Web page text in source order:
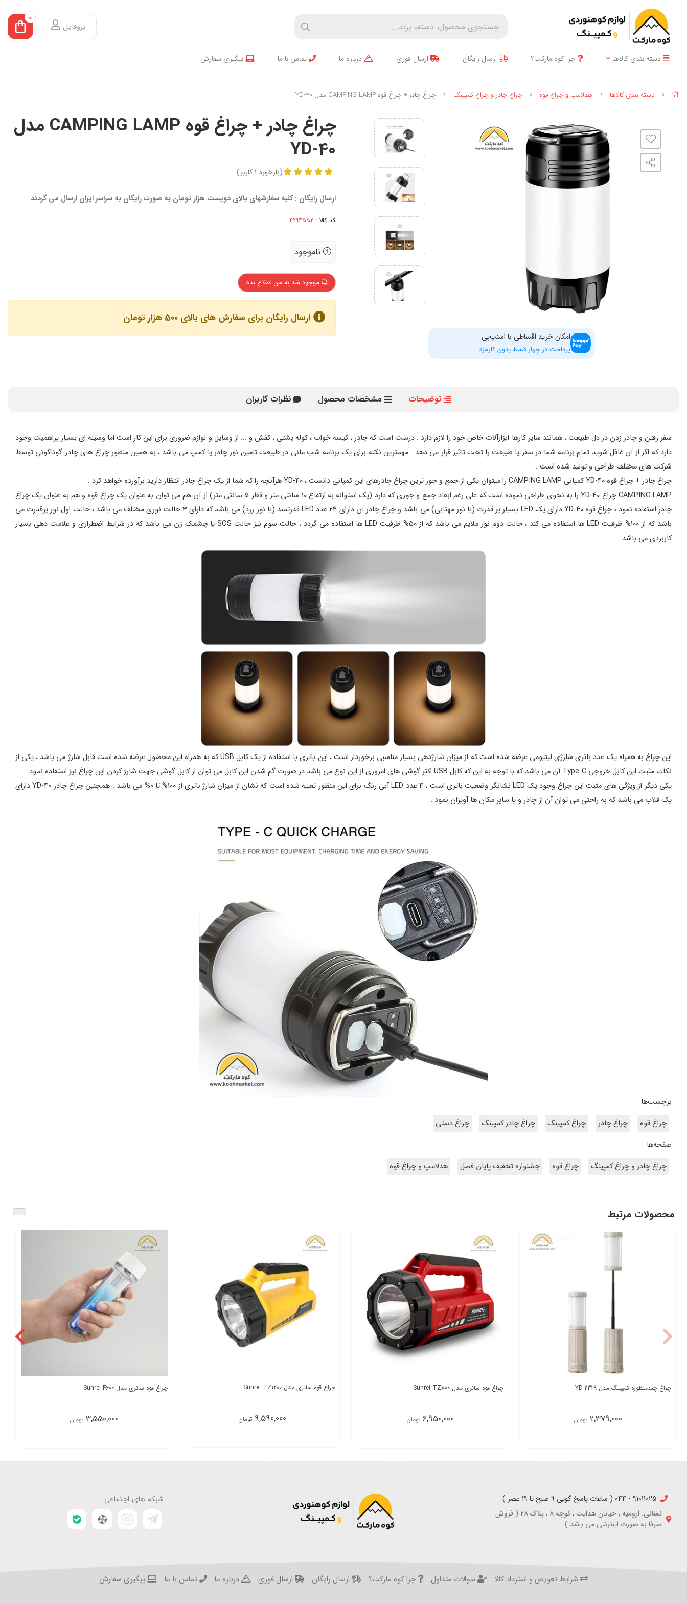
پروفایل
0
دسته بندی کالاها چرا کوه مارکت؟ ارسال رایگان ارسال فوری درباره ما تماس با ما پیگیری سفارش
دسته بندی کالاها هدلامپ و چراغ قوه چراغ چادر و چراغ کمپینگ چراغ چادر + چراغ قوه CAMPING LAMP مدل YD-40
امکان خرید اقساطی با اسنپ‌پی
پرداخت در چهار قسط بدون کارمزد
چراغ چادر + چراغ قوه CAMPING LAMP مدل
YD-40
(بازخورد کاربر)
ارسال رایگان : کلیه سفارشهای بالای دویست هزار تومان به صورت رایگان به سراسر ایران ارسال می گردند
کد کالا :
ناموجود
موجود شد به من اطلاع بده
ارسال رایگان برای سفارش های بالای 500 هزار تومان
توضیحات مشخصات محصول نظرات کاربران
سفر رفتن و چادر زدن در دل طبیعت ، همانند سایر کارها ابزارآلات خاص خود را لازم دارد . درست است که چادر ، کیسه خواب ، کوله پشتی ، کفش و ... از وسایل و لوازم ضروری برای این کار است اما وسیله ای بسیار پراهمیت وجود
دارد که اگر از آن غافل شوید تمام برنامه شما در سفر یا طبیعت را تحت تاثیر قرار می دهد . مهمترین نکته برای یک برنامه شب مانی در طبیعت تامین نور چادر یا کمپ می باشد ، به همین منظور چراغ های چادر گوناگونی توسط
شرکت های مختلف طراحی و تولید شده است .
چراغ چادر + چراغ قوه YD-40 کمپانی CAMPING LAMP را میتوان یکی از جمع و جور ترین چراغ چادرهای این کمپانی دانست ، YD-40 هرآنچه را که شما از یک چراغ چادر انتظار دارید برآورده خواهد کرد .
CAMPING LAMP چراغ YD-40 را به نحوی طراحی نموده است که علی رغم ابعاد جمع و جوری که دارد (یک استوانه به ارتفاع 10 سانتی متر و قطر 5 سانتی متر) از آن هم می توان به عنوان یک چراغ قوه و هم به عنوان یک چراغ
چادر استفاده نمود ، چراغ قوه YD-40 دارای یک LED بسیار پر قدرت (با نور مهتابی) می باشد و چراغ چادر آن دارای 24 عدد LED قدرتمند (با نور زرد) می باشد که دارای 3 حالت نوری مختلف می باشد ، حالت اول نور پرقدرت می
باشد که از 100% ظرفیت LED ها استفاده می کند ، حالت دوم نور ملایم می باشد که از 50% ظرفیت LED ها استفاده می گردد ، حالت سوم نیز حالت SOS یا چشمک زن می باشد که در شرایط اضطراری و علامت دهی بسیار
کاربردی می باشد .
این چراغ به همراه یک عدد باتری شارژی لیتیومی عرضه شده است که از میزان شارژدهی بسیار مناسبی برخوردار است ، این باتری با استفاده از یک کابل USB که به همراه این محصول عرضه شده است قابل شارژ می باشد ، یکی از
نکات مثبت این کابل خروجی Type-C آن می باشد که با توجه به این که کابل USB اکثر گوشی های امروزی از این نوع می باشد در صورت گم شدن این کابل می توان از کابل گوشی جهت شارژ کردن این چراغ نیز استفاده نمود .
یکی دیگر از ویژگی های مثبت این چراغ وجود یک LED نشانگر وضعیت باتری است ، 4 عدد LED آبی رنگ برای این منظور تعبیه شده است که نشان از میزان شارژ باتری از 100% تا 0% می باشد . همچنین
چراغ چادر YD-40 دارای
یک قلاب می باشد که به راحتی می توان آن از چادر و یا سایر مکان ها آویزان نمود .
برچسب‌ها
چراغ قوه
چراغ چادر چراغ کمپینگ چراغ چادر کمپینگ
چراغ دستی
صفحه‌ها
چراغ چادر و چراغ کمپینگ
چراغ قوه جشنواره تخفیف پایان فصل هدلامپ و چراغ قوه
محصولات مرتبط
چراغ چندمنظوره کمپینگ مدل YD-2329
2,379,000 تومان
چراغ قوه سانری مدل Sunrei TZ800
6,950,000 تومان
چراغ قوه سانری مدل Sunrei TZ1200
9,590,000 تومان
چراغ قوه سانری مدل Sunrei F600
3,550,000 تومان
91011025 - 044 ( ساعات پاسخ گویی 9 صبح تا 19 عصر )
نشانی: ارومیه , خیابان هدایت , کوچه 8 , پلاک 28 ( فروش
صرفا به صورت اینترنتی می باشد )
شبکه های اجتماعی
شرایط تعویض و استرداد کالا سوالات متداول چرا کوه مارکت؟ ارسال رایگان ارسال فوری درباره ما تماس با ما پیگیری سفارش